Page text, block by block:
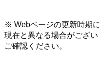
※ Webページの更新時期
現在と異なる場合がござ
ご確認ください。